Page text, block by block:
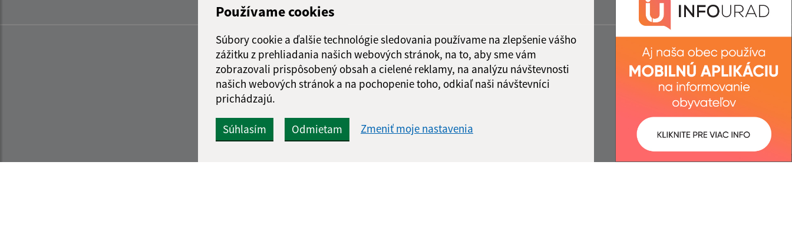
Používame cookies
Súbory cookie a ďalšie technológie sledovania používame na zlepšenie vášho
zážitku z prehliadania našich webových stránok, na to, aby sme vám
zobrazovali prispôsobený obsah a cielené reklamy, na analýzu návštevnosti
našich webových stránok a na pochopenie toho, odkiaľ naši návštevníci
prichádzajú.
Súhlasím Odmietam Zmeniť moje nastavenia